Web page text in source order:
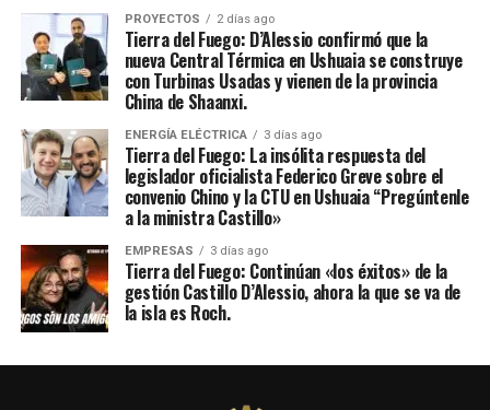
PROYECTOS 2 días ago
Tierra del Fuego: D’Alessio confirmó que la
nueva Central Térmica en Ushuaia se construye
con Turbinas Usadas y vienen de la provincia
China de Shaanxi.
ENERGÍA ELÉCTRICA 3 días ago
Tierra del Fuego: La insólita respuesta del
legislador oficialista Federico Greve sobre el
convenio Chino y la CTU en Ushuaia “Pregúntenle
a la ministra Castillo»
EMPRESAS 3 días ago
Tierra del Fuego: Continúan «los éxitos» de la
gestión Castillo D’Alessio, ahora la que se va de
la isla es Roch.